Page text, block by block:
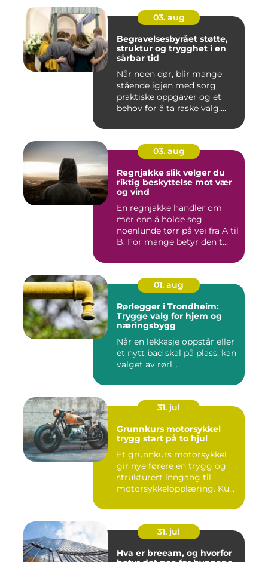
03. aug
Begravelsesbyrået støtte,
struktur og trygghet i en
sårbar tid
Når noen dør, blir mange
stående igjen med sorg,
praktiske oppgaver og et
behov for å ta raske valg....
03. aug
Regnjakke slik velger du
riktig beskyttelse mot vær
og vind
En regnjakke handler om
mer enn å holde seg
noenlunde tørr på vei fra A til
B. For mange betyr den t...
01. aug
Rørlegger i Trondheim:
Trygge valg for hjem og
næringsbygg
Når en lekkasje oppstår eller
et nytt bad skal på plass, kan
valget av rørl...
31. jul
Grunnkurs motorsykkel
trygg start på to hjul
Et grunnkurs motorsykkel
gir nye førere en trygg og
strukturert inngang til
motorsykkelopplæring. Ku...
31. jul
Hva er breeam, og hvorfor